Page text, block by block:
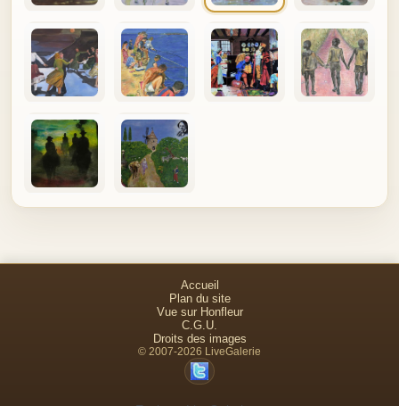
Accueil
Plan du site
Vue sur Honfleur
C.G.U.
Droits des images
© 2007-2026 LiveGalerie